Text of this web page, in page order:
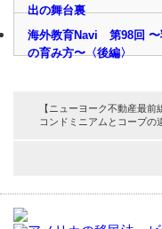
出の舞台裏
海外教育Navi 第98回 〜
の育み方〜〈後編〉
【ニューヨーク不動産最前
コンドミニアムとコープの